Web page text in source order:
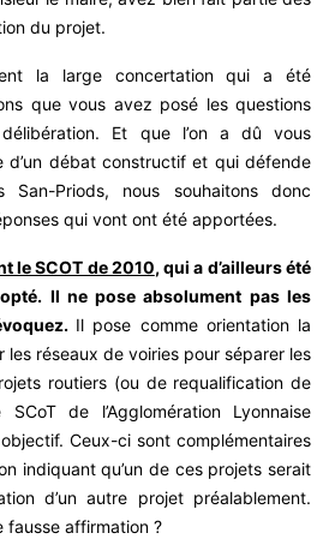
du projet.
la large concertation qui a été
que vous avez posé les questions
Et que l’on a dû vous
d’un débat constructif et qui défende
San-Priods, nous souhaitons donc
qui vont ont été apportées.
le SCOT de 2010, qui a d’ailleurs été
Il ne pose absolument pas les
Il pose comme orientation la
les réseaux de voiries pour séparer les
routiers (ou de requalification de
de l’Agglomération Lyonnaise
Ceux-ci sont complémentaires
indiquant qu’un de ces projets serait
d’un autre projet préalablement.
fausse affirmation ?